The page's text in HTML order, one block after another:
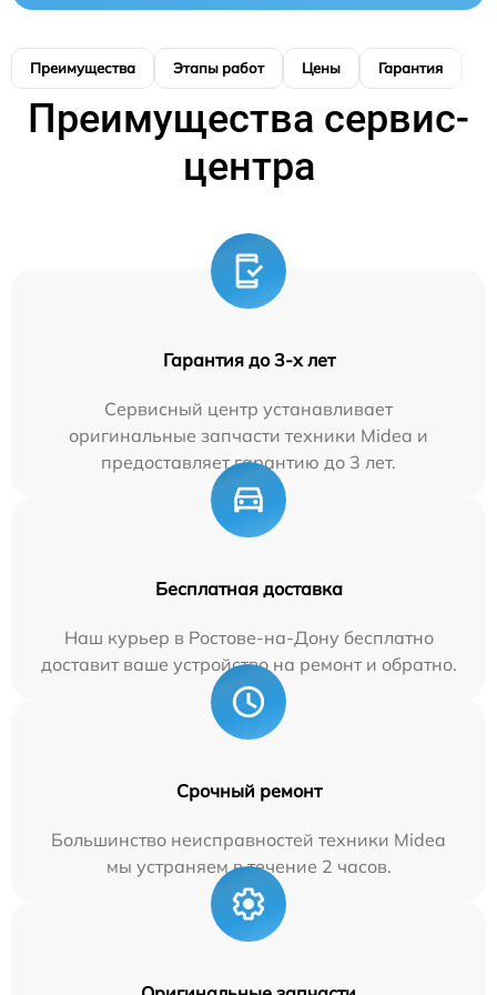
Преимущества Этапы работ Цены Гарантия
Преимущества сервис-
центра
Гарантия до 3-х лет
Сервисный центр устанавливает
оригинальные запчасти техники Midea и
предоставляет гарантию до 3 лет.
Бесплатная доставка
Наш курьер в Ростове-на-Дону бесплатно
доставит ваше устройство на ремонт и обратно.
Срочный ремонт
Большинство неисправностей техники Midea
мы устраняем в течение 2 часов.